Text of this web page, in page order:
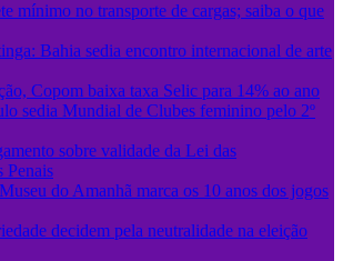
mínimo no transporte de cargas; saiba o que
Bahia sedia encontro internacional de arte
Copom baixa taxa Selic para 14% ao ano
sedia Mundial de Clubes feminino pelo 2º
sobre validade da Lei das
Penais
do Amanhã marca os 10 anos dos jogos
decidem pela neutralidade na eleição